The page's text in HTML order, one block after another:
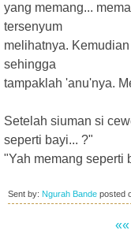
yang memang...
tersenyum
melihatnya.
sehingga
tampaklah 'anu'nya.
Setelah siuman si
seperti bayi... ?"
"Yah memang seperti
Sent by: Ngurah Bande posted